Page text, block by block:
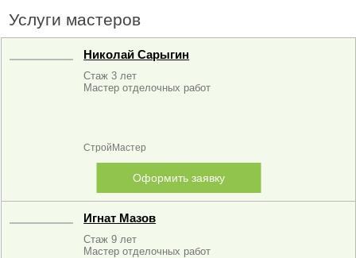
Услуги мастеров
Николай Сарыгин
Стаж 3 лет
Мастер отделочных работ
СтройМастер
Оформить заявку
Игнат Мазов
Стаж 9 лет
Мастер отделочных работ